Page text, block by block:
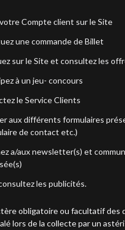
Compte client sur le Site
une commande de Billet
sur le Site et consultez les
à un jeu- concours
le Service Clients
aux différents formulaires
de contact etc.)
a/aux newsletter(s) et
les publicités.
obligatoire ou facultatif des
lors de la collecte par un